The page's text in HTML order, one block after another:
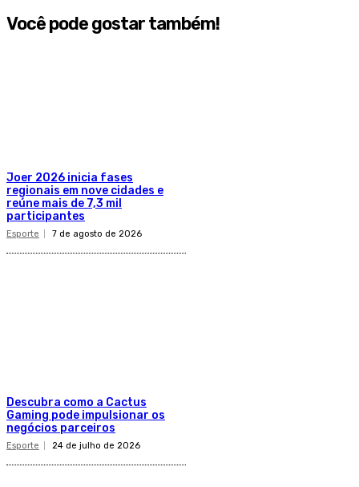
Você pode gostar também!
Joer 2026 inicia fases
regionais em nove cidades e
reúne mais de 7,3 mil
participantes
Esporte 7 de agosto de 2026
Descubra como a Cactus
Gaming pode impulsionar os
negócios parceiros
Esporte 24 de julho de 2026